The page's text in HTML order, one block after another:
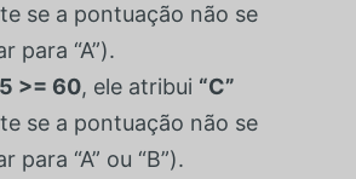
se a pontuação não se
para “A”).
>= 60, ele atribui “C”
se a pontuação não se
para “A” ou “B”).